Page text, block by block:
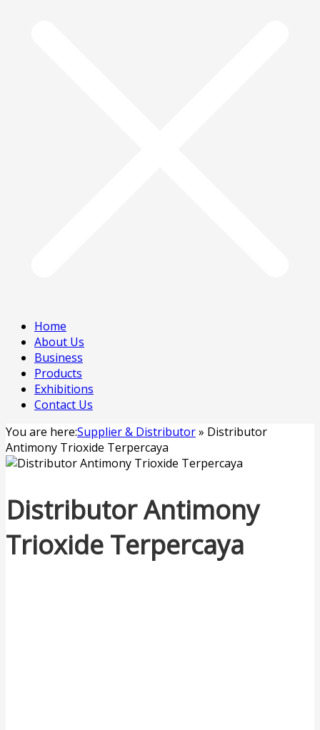
Home
About Us
Business
Products
Exhibitions
Contact Us
You are here:Supplier & Distributor» Distributor
Antimony Trioxide Terpercaya
Distributor Antimony
Trioxide Terpercaya